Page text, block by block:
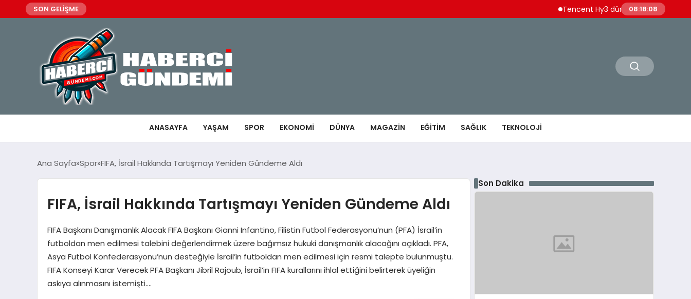
SON GELİŞME Tencent Hy3 dünya genelinde kullanıma
08:18:09
ANASAYFA YAŞAM SPOR EKONOMI DÜNYA MAGAZIN EĞITIM SAĞLIK TEKNOLOJI
Ana Sayfa Spor FIFA, İsrail Hakkında Tartışmayı Yeniden Gündeme Aldı
FIFA, İsrail Hakkında Tartışmayı Yeniden Gündeme Aldı
FIFA Başkanı Danışmanlık Alacak FIFA Başkanı Gianni Infantino, Filistin Futbol Federasyonu’nun (PFA) İsrail’in
futboldan men edilmesi talebini değerlendirmek üzere bağımsız hukuki danışmanlık alacağını açıkladı. PFA,
Asya Futbol Konfederasyonu’nun desteğiyle İsrail’in futboldan men edilmesi için resmi talepte bulunmuştu.
FIFA Konseyi Karar Verecek PFA Başkanı Jibril Rajoub, İsrail’in FIFA kurallarını ihlal ettiğini belirterek üyeliğin
askıya alınmasını istemişti….
Son Dakika